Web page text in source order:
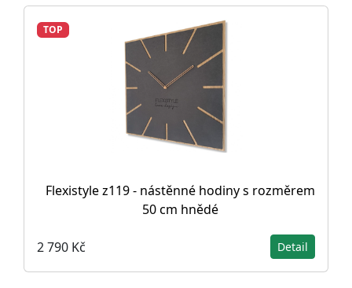
TOP
Flexistyle z119 - nástěnné hodiny s rozměrem
50 cm hnědé
2 790 Kč Detail